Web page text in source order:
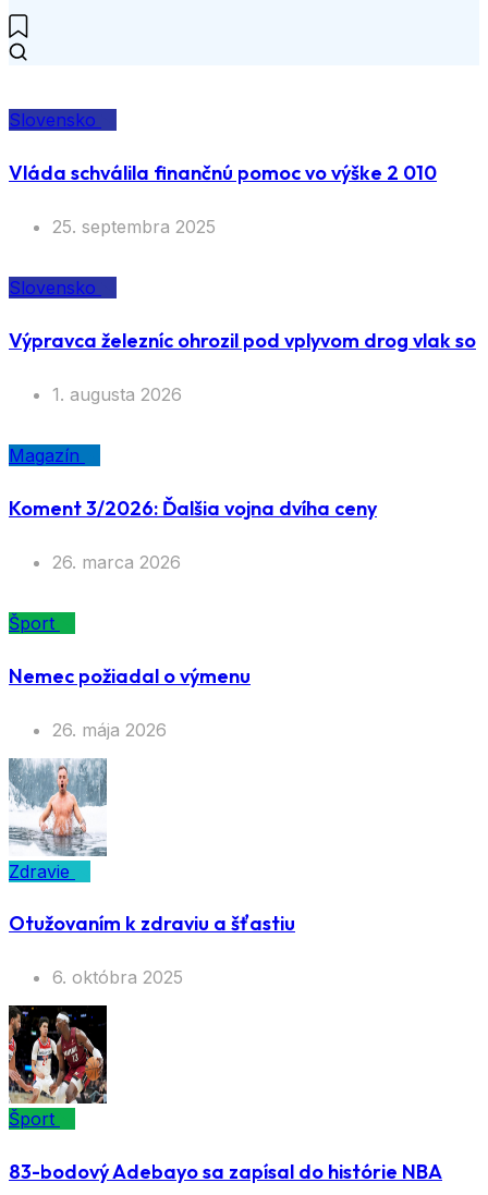
Slovensko
Vláda schválila finančnú pomoc vo výške 2 010
25. septembra 2025
Slovensko
Výpravca železníc ohrozil pod vplyvom drog vlak so
1. augusta 2026
Magazín
Koment 3/2026: Ďalšia vojna dvíha ceny
26. marca 2026
Šport
Nemec požiadal o výmenu
26. mája 2026
Zdravie
Otužovaním k zdraviu a šťastiu
6. októbra 2025
Šport
83-bodový Adebayo sa zapísal do histórie NBA